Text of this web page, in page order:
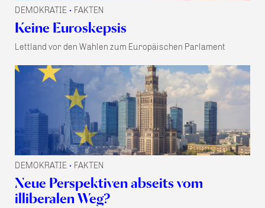
DEMOKRATIE • FAKTEN
Keine Euroskepsis
Lettland vor den Wahlen zum Europäischen Parlament
DEMOKRATIE • FAKTEN
Neue Perspektiven abseits vom
illiberalen Weg?